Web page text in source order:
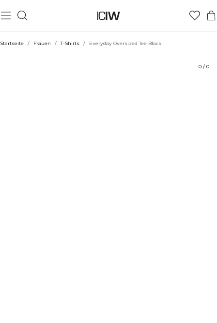
Startseite / Frauen / T-Shirts / Everyday Oversized Tee Black
0 / 0